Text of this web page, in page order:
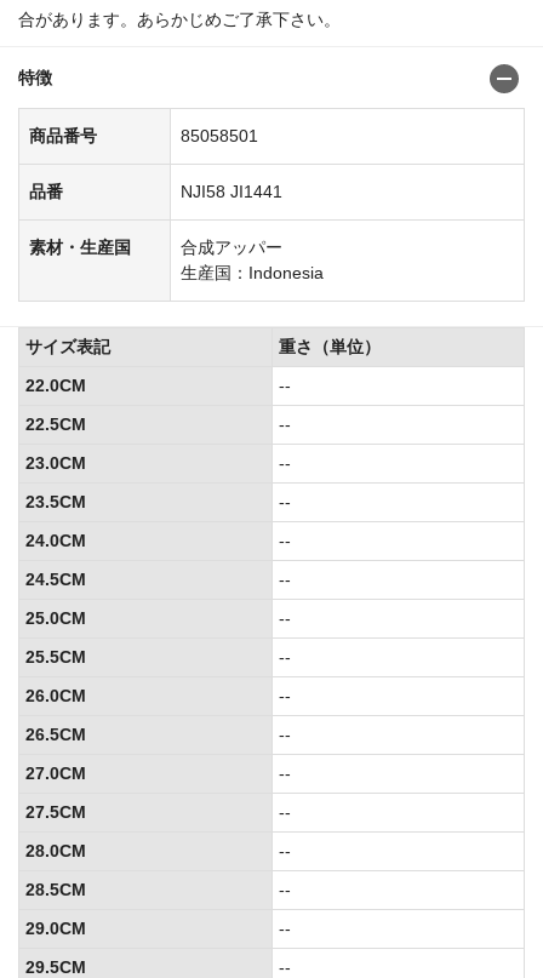
合があります。あらかじめご了承下さい。
特徴
商品番号 85058501
品番 NJI58 JI1441
素材・生産国
合成アッパー
生産国：Indonesia
サイズ表記
重さ（単位）
22.0CM
--
22.5CM
--
23.0CM
--
23.5CM
--
24.0CM
--
24.5CM
--
25.0CM
--
25.5CM
--
26.0CM
--
26.5CM
--
27.0CM
--
27.5CM
--
28.0CM
--
28.5CM
--
29.0CM
--
29.5CM
--